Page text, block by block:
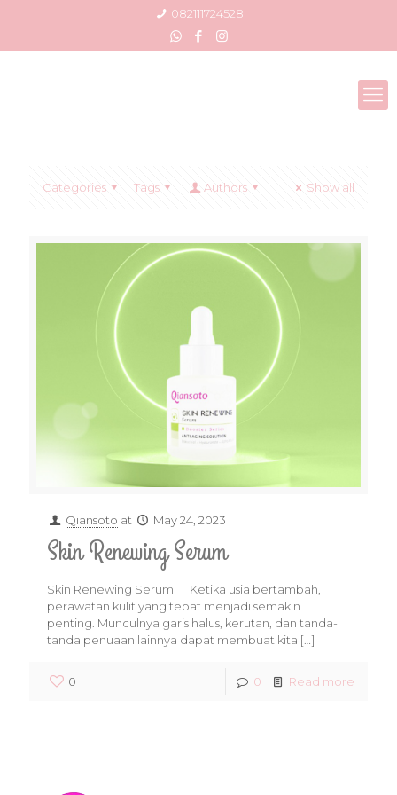
082111724528
Categories Tags Authors Show all
Qiansoto at May 24, 2023
Skin Renewing Serum
Skin Renewing Serum Ketika usia bertambah,
perawatan kulit yang tepat menjadi semakin
penting. Munculnya garis halus, kerutan, dan tanda-
tanda penuaan lainnya dapat membuat kita […]
0 0 Read more